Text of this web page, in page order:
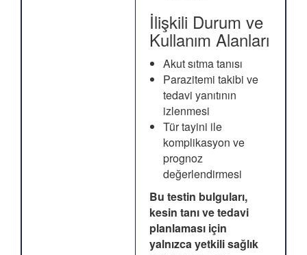
İlişkili Durum ve
Kullanım Alanları
Akut sıtma tanısı
Parazitemi takibi ve
tedavi yanıtının
izlenmesi
Tür tayini ile
komplikasyon ve
prognoz
değerlendirmesi
Bu testin bulguları,
kesin tanı ve tedavi
planlaması için
yalnızca yetkili sağlık